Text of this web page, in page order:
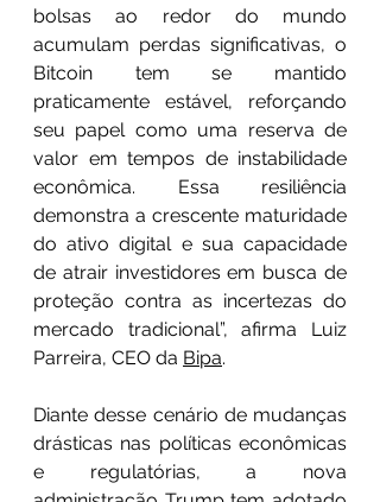
bolsas ao redor do mundo
acumulam perdas significativas, o
Bitcoin tem se mantido
praticamente estável, reforçando
seu papel como uma reserva de
valor em tempos de instabilidade
econômica. Essa resiliência
demonstra a crescente maturidade
do ativo digital e sua capacidade
de atrair investidores em busca de
proteção contra as incertezas do
mercado tradicional”, afirma Luiz
Parreira, CEO da Bipa.
Diante desse cenário de mudanças
drásticas nas políticas econômicas
e regulatórias, a nova